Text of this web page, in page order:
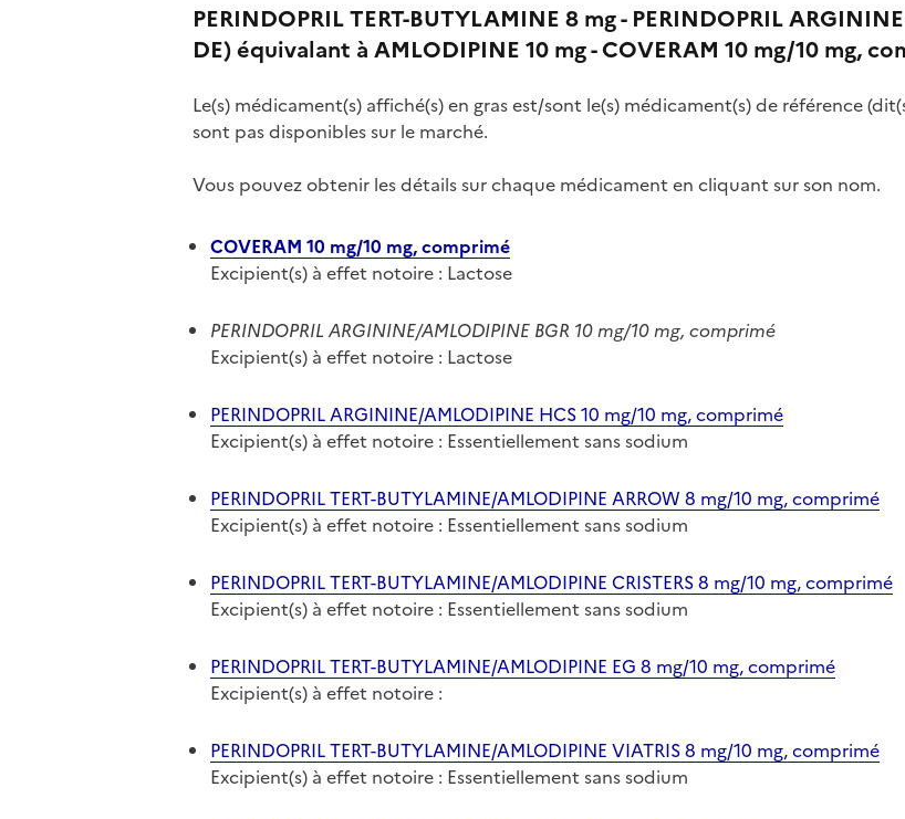
PERINDOPRIL TERT-BUTYLAMINE 8 mg - PERINDOPRIL
DE) équivalant à AMLODIPINE 10 mg - COVERAM 10 mg/10 mg,
Le(s) médicament(s) affiché(s) en gras est/sont le(s) médicament(s) de référence
sont pas disponibles sur le marché.
Vous pouvez obtenir les détails sur chaque médicament en cliquant sur son nom.
COVERAM 10 mg/10 mg, comprimé
Excipient(s) à effet notoire : Lactose
PERINDOPRIL ARGININE/AMLODIPINE BGR 10 mg/10 mg, comprimé
Excipient(s) à effet notoire : Lactose
PERINDOPRIL ARGININE/AMLODIPINE HCS 10 mg/10 mg, comprimé
Excipient(s) à effet notoire : Essentiellement sans sodium
PERINDOPRIL TERT-BUTYLAMINE/AMLODIPINE ARROW 8 mg/10 mg, comprimé
Excipient(s) à effet notoire : Essentiellement sans sodium
PERINDOPRIL TERT-BUTYLAMINE/AMLODIPINE CRISTERS 8 mg/10 mg, comprimé
Excipient(s) à effet notoire : Essentiellement sans sodium
PERINDOPRIL TERT-BUTYLAMINE/AMLODIPINE EG 8 mg/10 mg, comprimé
Excipient(s) à effet notoire :
PERINDOPRIL TERT-BUTYLAMINE/AMLODIPINE VIATRIS 8 mg/10 mg, comprimé
Excipient(s) à effet notoire : Essentiellement sans sodium